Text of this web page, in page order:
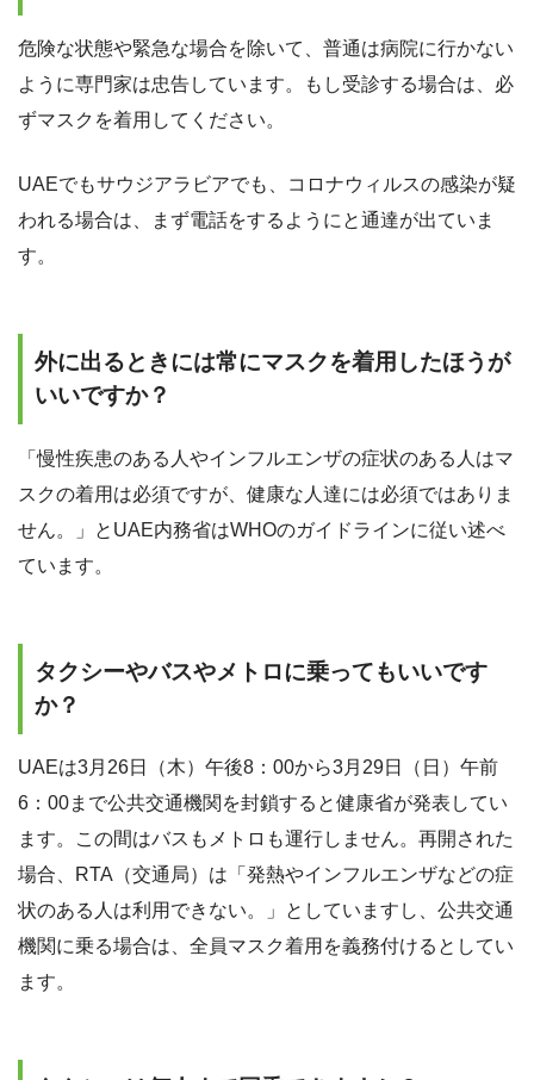
危険な状態や緊急な場合を除いて、普通は病院に行かない
ように専門家は忠告しています。もし受診する場合は、必
ずマスクを着用してください。
UAEでもサウジアラビアでも、コロナウィルスの感染が疑
われる場合は、まず電話をするようにと通達が出ていま
す。
外に出るときには常にマスクを着用したほうが
いいですか？
「慢性疾患のある人やインフルエンザの症状のある人はマ
スクの着用は必須ですが、健康な人達には必須ではありま
せん。」とUAE内務省はWHOのガイドラインに従い述べ
ています。
タクシーやバスやメトロに乗ってもいいです
か？
UAEは3月26日（木）午後8：00から3月29日（日）午前
6：00まで公共交通機関を封鎖すると健康省が発表してい
ます。この間はバスもメトロも運行しません。再開された
場合、RTA（交通局）は「発熱やインフルエンザなどの症
状のある人は利用できない。」としていますし、公共交通
機関に乗る場合は、全員マスク着用を義務付けるとしてい
ます。